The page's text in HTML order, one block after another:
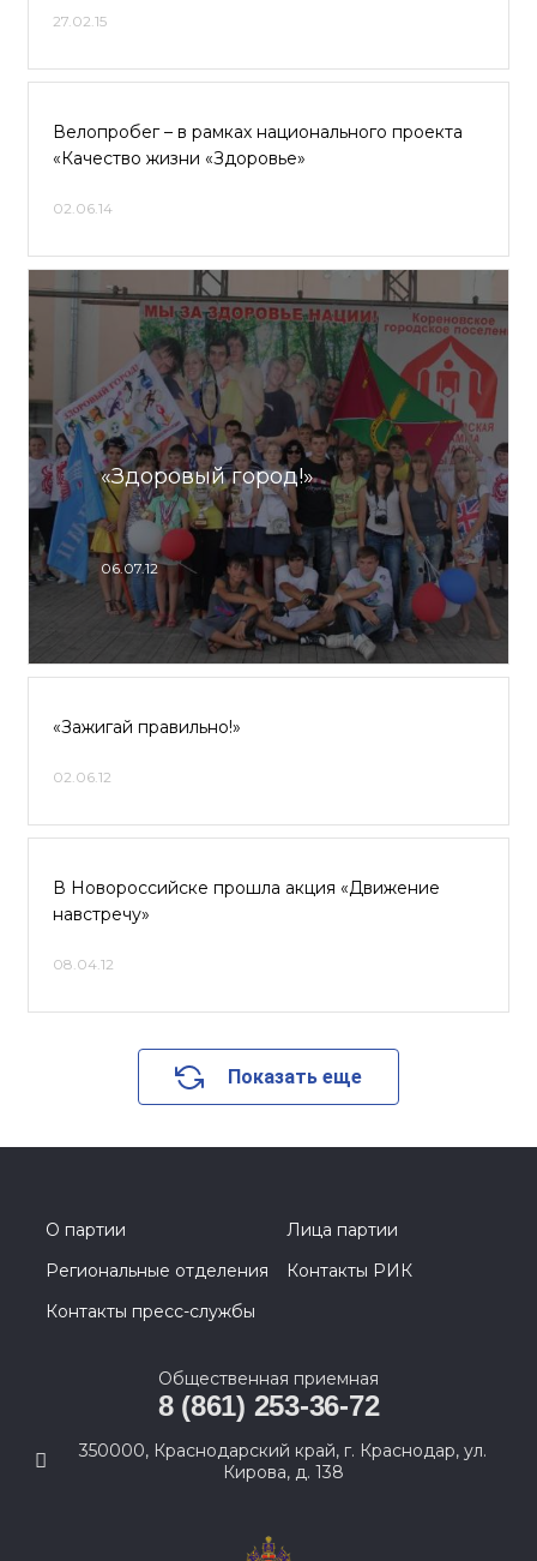
27.02.15
Велопробег – в рамках национального проекта
«Качество жизни «Здоровье»
02.06.14
«Здоровый город!»
06.07.12
«Зажигай правильно!»
02.06.12
В Новороссийске прошла акция «Движение
навстречу»
08.04.12
Показать еще
О партии
Лица партии
Региональные отделения
Контакты РИК
Контакты пресс-службы
Общественная приемная
8 (861) 253-36-72
350000, Краснодарский край, г. Краснодар, ул.
Кирова, д. 138